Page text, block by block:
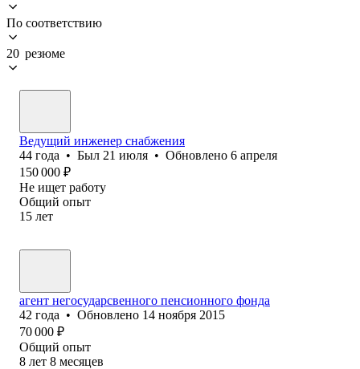
По соответствию
20 резюме
Ведущий инженер снабжения
44 года • Был 21 июля • Обновлено 6 апреля
150 000 ₽
Не ищет работу
Общий опыт
15 лет
агент негосударсвенного пенсионного фонда
42 года • Обновлено 14 ноября 2015
70 000 ₽
Общий опыт
8 лет 8 месяцев